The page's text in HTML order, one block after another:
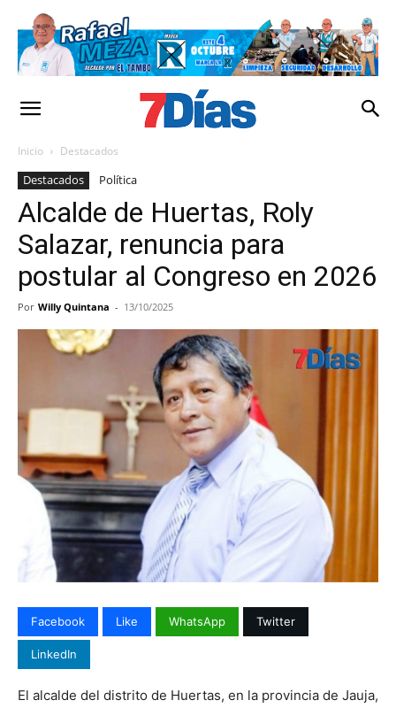
Inicio Destacados
Destacados Política
Alcalde de Huertas, Roly
Salazar, renuncia para
postular al Congreso en 2026
Por Willy Quintana - 13/10/2025
Facebook Like WhatsApp Twitter
LinkedIn
El alcalde del distrito de Huertas, en la provincia de Jauja,